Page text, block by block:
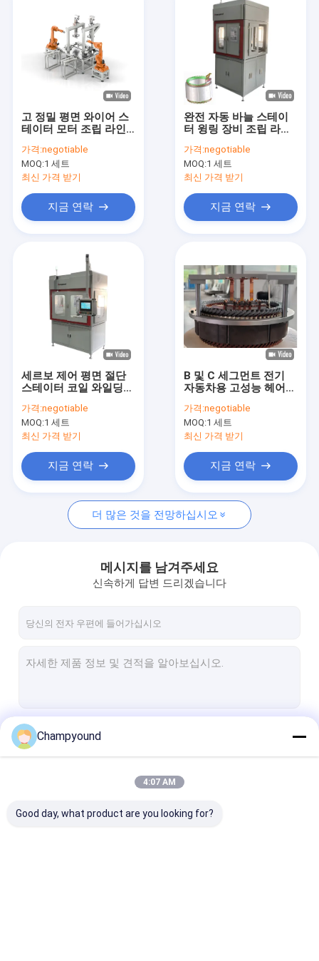
제품 소개
동영상
회사 소개
연락처
뉴스
라크 제거 기계
스테이터 압축 기계
스테이터 레이저 용접 기계
스테이터 코팅 테스트 기계
고 정밀 평면 와이어 스
테이터 모터 조립 라인
가격:negotiable
MOQ:1 세트
최신 가격 받기
지금 연락
완전 자동 바늘 스테이
터 윙링 장비 조립 라인
가격:negotiable
MOQ:1 세트
최신 가격 받기
지금 연락
세르보 제어 평면 절단
스테이터 코일 와일딩
가격:negotiable
MOQ:1 세트
최신 가격 받기
지금 연락
B 및 C 세그먼트 전기
자동차용 고성능 헤어핀
션
가격:negotiable
MOQ:1 세트
최신 가격 받기
지금 연락
더 많은 것을 전망하십시오
메시지를 남겨주세요
신속하게 답변 드리겠습니다
Champyound
4:07 AM
Good day, what product are you looking for?